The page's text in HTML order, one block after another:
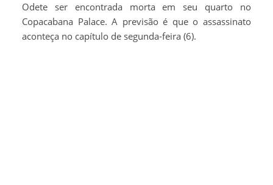
Odete ser encontrada morta em seu quarto no
Copacabana Palace. A previsão é que o assassinato
aconteça no capítulo de segunda-feira (6).